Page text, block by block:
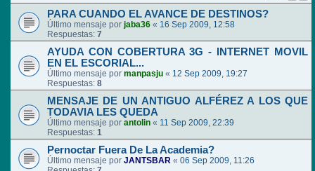
PARA CUANDO EL AVANCE DE DESTINOS?
Último mensaje por jaba36 « 16 Sep 2009, 12:58
Respuestas: 7
AYUDA CON COBERTURA 3G - INTERNET MOVIL
EN EL ESCORIAL...
Último mensaje por manpasju « 12 Sep 2009, 19:27
Respuestas: 8
MENSAJE DE UN ANTIGUO ALFÉREZ A LOS QUE
TODAVIA LES QUEDA
Último mensaje por antolin « 11 Sep 2009, 22:39
Respuestas: 1
Pernoctar Fuera De La Academia?
Último mensaje por JANTSBAR « 06 Sep 2009, 11:26